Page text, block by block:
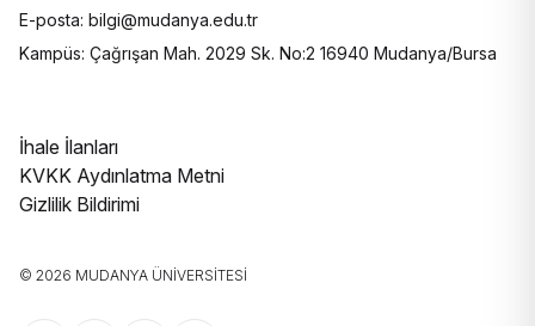
E-posta: bilgi@mudanya.edu.tr
Kampüs: Çağrışan Mah. 2029 Sk. No:2 16940 Mudanya/Bursa
İhale İlanları
KVKK Aydınlatma Metni
Gizlilik Bildirimi
© 2026 MUDANYA ÜNIVERSITESI